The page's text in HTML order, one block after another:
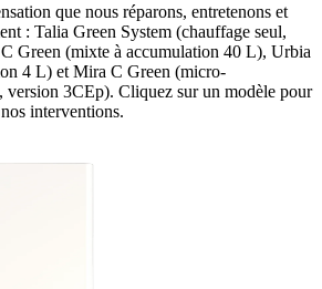
que nous réparons, entretenons et
: Talia Green System (chauffage seul,
Green (mixte à accumulation 40 L), Urbia
4 L) et Mira C Green (micro-
version 3CEp). Cliquez sur un modèle pour
interventions.